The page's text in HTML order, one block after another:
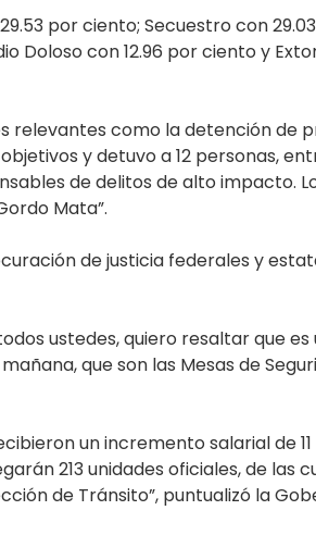
por ciento; Secuestro con
Doloso con 12.96 por ciento y
relevantes como la detención de
y detuvo a 12 personas,
de delitos de alto impacto.
Mata”.
de justicia federales y
ustedes, quiero resaltar que
que son las Mesas de
un incremento salarial de
213 unidades oficiales, de las
de Tránsito”, puntualizó la